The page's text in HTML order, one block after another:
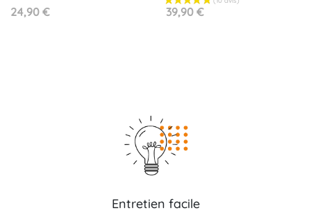
Prix
24,90 € Prix
39,90 €
Entretien facile